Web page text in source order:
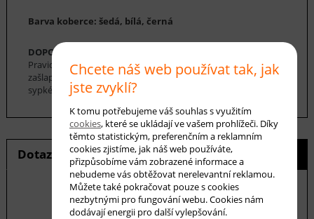
Barva koberce: šedá, bílá, černá
DOPORUČENÁ ÚDRŽBA:
Pravidelné vysávání nečistot z koberce, aby se zabránilo jejich
zašlapání do koberce. Pro hloubkové čištění je možné použít
sypké čističe koberců. Koberec se nesmí namáčet.
Dotaz na produkt Hlídání ceny
Chcete náš web používat tak, jak
jste zvyklí?
K tomu potřebujeme váš souhlas s využitím
cookies, které se ukládají ve vašem prohlížeči. Díky
těmto statistickým, preferenčním a reklamním
cookies zjistíme, jak náš web používáte,
přizpůsobíme vám zobrazené informace a
nebudeme vás obtěžovat nerelevantní reklamou.
Můžete také pokračovat pouze s cookies
nezbytnými pro fungování webu. Cookies nám
dodávají energii pro další vylepšování.